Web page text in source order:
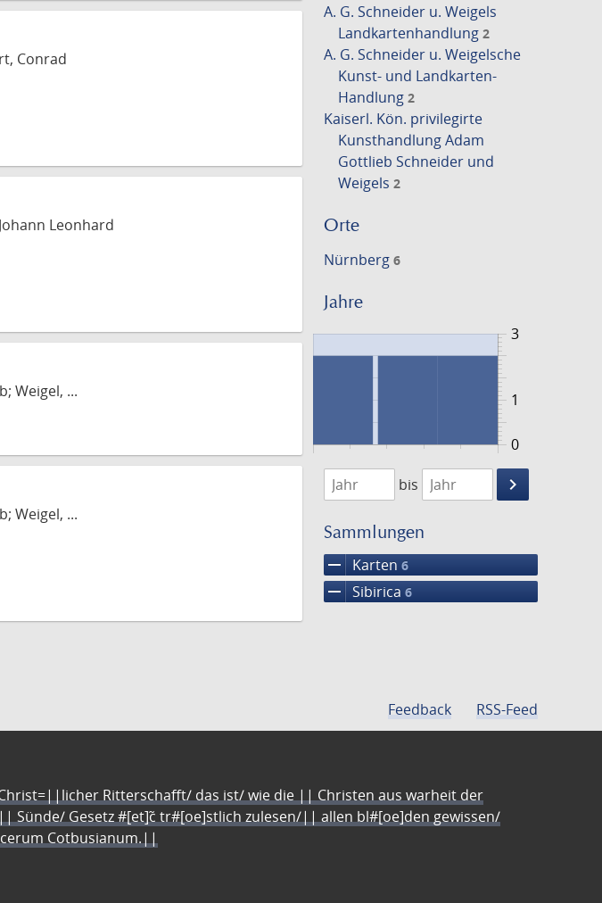
A. G. Schneider u. Weigels
Landkartenhandlung 2
A. G. Schneider u. Weigelsche
Kunst- und Landkarten-
Handlung 2
Kaiserl. Kön. privilegirte
Kunsthandlung Adam
Gottlieb Schneider und
Weigels 2
Orte
Nürnberg 6
Jahre
0
3
1
1794
1831
bis
keyboard_arrow_right
Suche
Sammlungen
remove Karten 6
remove Sibirica 6
Conrad
Leonhard
Weigel, ...
Weigel, ...
Feedback RSS-Feed
Ritterschafft/ das ist/ wie die || Christen aus warheit der
Gesetz #[et]c̃ tr#[oe]stlich zulesen/|| allen bl#[oe]den gewissen/
Cotbusianum.||